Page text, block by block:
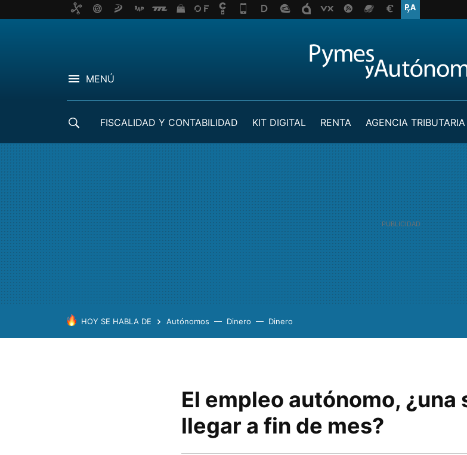
MENÚ
FISCALIDAD Y CONTABILIDAD KIT DIGITAL RENTA AGENCIA TRIBUTARIA
HOY SE HABLA DE Autónomos Dinero Dinero
El empleo autónomo, ¿una
llegar a fin de mes?